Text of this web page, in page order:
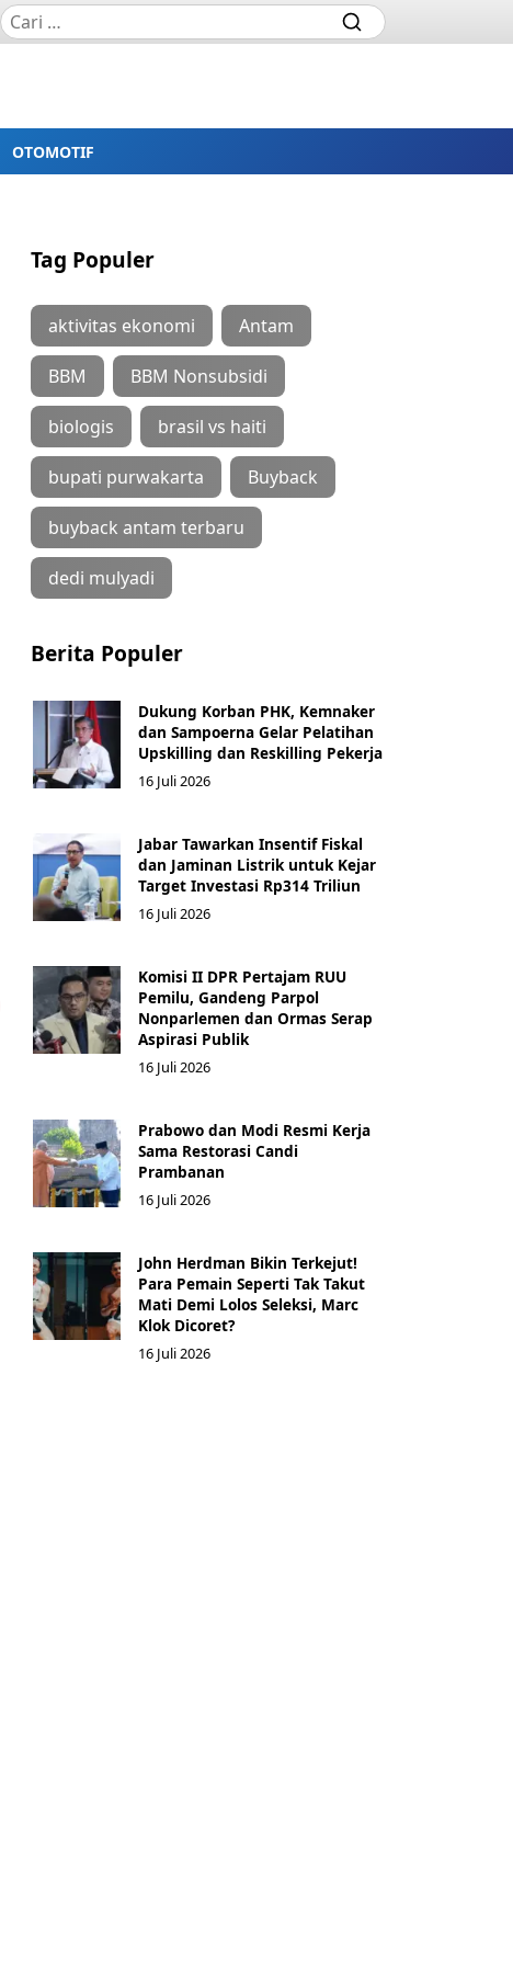
OTOMOTIF
Tag Populer
aktivitas ekonomi Antam
BBM BBM Nonsubsidi
biologis brasil vs haiti
bupati purwakarta Buyback
buyback antam terbaru
dedi mulyadi
Berita Populer
Dukung Korban PHK, Kemnaker
dan Sampoerna Gelar Pelatihan
Upskilling dan Reskilling Pekerja
16 Juli 2026
Jabar Tawarkan Insentif Fiskal
dan Jaminan Listrik untuk Kejar
Target Investasi Rp314 Triliun
16 Juli 2026
Komisi II DPR Pertajam RUU
Pemilu, Gandeng Parpol
Nonparlemen dan Ormas Serap
Aspirasi Publik
16 Juli 2026
Prabowo dan Modi Resmi Kerja
Sama Restorasi Candi
Prambanan
16 Juli 2026
John Herdman Bikin Terkejut!
Para Pemain Seperti Tak Takut
Mati Demi Lolos Seleksi, Marc
Klok Dicoret?
16 Juli 2026